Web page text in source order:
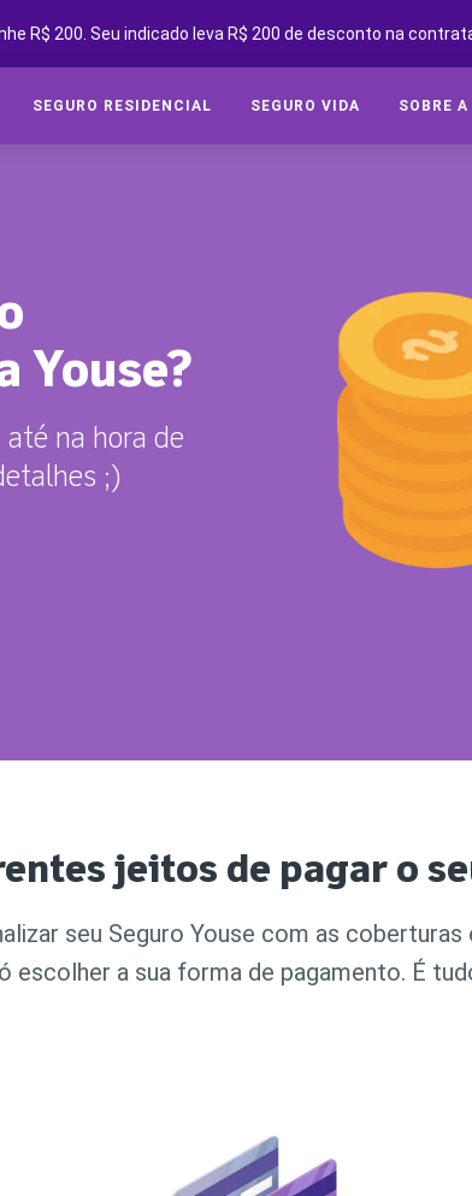
R$ 200. Seu indicado leva R$ 200 de desconto na
SEGURO RESIDENCIAL SEGURO VIDA SOBRE A
CONVIDE AMIGOS E GANHE
YOUSE NEGÓCIOS
CLUBE DE OFICINAS
BLOG
Youse?
na hora de
;)
jeitos de pagar o
seu Seguro Youse com as
escolher a sua forma de pagamento. É